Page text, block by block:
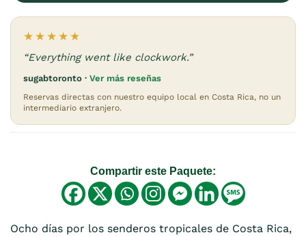
★★★★★
“Everything went like clockwork.”
sugabtoronto · Ver más reseñas
Reservas directas con nuestro equipo local en Costa Rica, no un
intermediario extranjero.
Compartir este Paquete:
Ocho días por los senderos tropicales de Costa Rica,